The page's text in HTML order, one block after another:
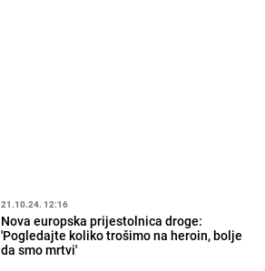
21.10.24. 12:16
Nova europska prijestolnica droge:
'Pogledajte koliko trošimo na heroin, bolje
da smo mrtvi'